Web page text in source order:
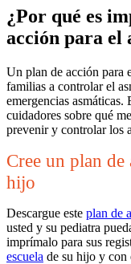
¿Por qué es
acción para el
Un plan de acción para
familias a controlar el
emergencias
cuidadores sobre qué
prevenir y controlar los
Cree un plan de
hijo
Descargue este plan de
usted y su pediatra
imprímalo para sus
escuela de su hijo y con